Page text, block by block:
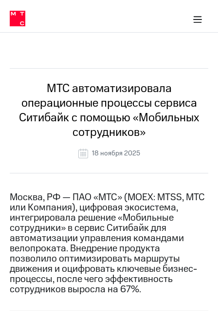
Медиа-центр
и акционерам
Устойчивое развитие
Комплаенс и деловая этика
компании
Карьера
История
компании
Руководство
информация
Медиа-центр
Пресс-
релизы
МТС
о технологиях
Достижения
Интервью
в МТС
Пресс-
релизы
МТС
о технологиях
МТС автоматизировала
операционные процессы сервиса
Ситибайк с помощью «Мобильных
сотрудников»
18 ноября 2025
Москва, РФ — ПАО «МТС» (MOEX: MTSS, МТС
или Компания), цифровая экосистема,
интегрировала решение «Мобильные
сотрудники» в сервис Ситибайк для
автоматизации управления командами
велопроката. Внедрение продукта
позволило оптимизировать маршруты
движения и оцифровать ключевые бизнес-
процессы, после чего эффективность
сотрудников выросла на 67%.